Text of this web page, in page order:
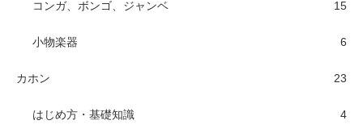
コンガ、ボンゴ、ジャンベ 15
小物楽器 6
カホン 23
はじめ方・基礎知識 4